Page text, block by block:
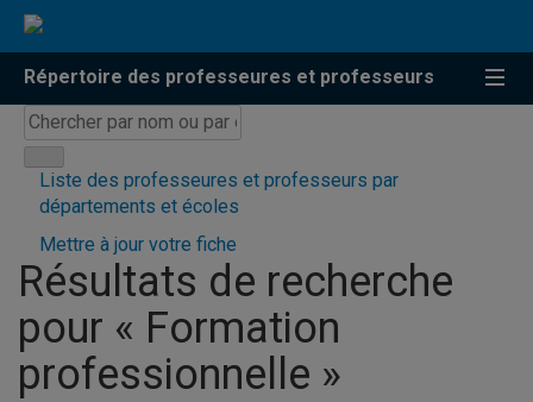
Répertoire des professeures et professeurs
Chercher
par
nom
ou
par
expertise
Liste des professeures et professeurs par
départements et écoles
Mettre à jour votre fiche
Résultats de recherche
pour « Formation
professionnelle »